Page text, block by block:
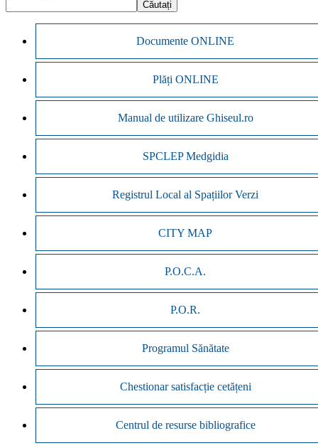
Documente ONLINE
Plăți ONLINE
Manual de utilizare Ghiseul.ro
SPCLEP Medgidia
Registrul Local al Spațiilor Verzi
CITY MAP
P.O.C.A.
P.O.R.
Programul Sănătate
Chestionar satisfacție cetățeni
Centrul de resurse bibliografice